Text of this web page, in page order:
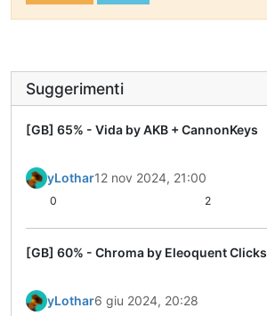
Suggerimenti
[GB] 65% - Vida by AKB + CannonKeys
yLothar12 nov 2024, 21:00
0 2
[GB] 60% - Chroma by Eleoquent Clicks
yLothar6 giu 2024, 20:28